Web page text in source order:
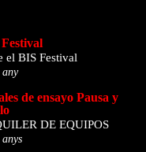
el BIS Festival
de ensayo Pausa y
DE EQUIPOS